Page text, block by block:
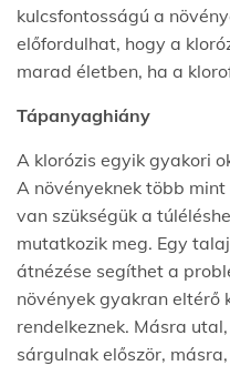
kulcsfontosságú a
előfordulhat, hogy a
marad életben, ha a
Tápanyaghiány
A klorózis egyik gyakori
A növényeknek több
van szükségük a
mutatkozik meg. Egy
átnézése segíthet a
növények gyakran eltérő
rendelkeznek. Másra
sárgulnak először,